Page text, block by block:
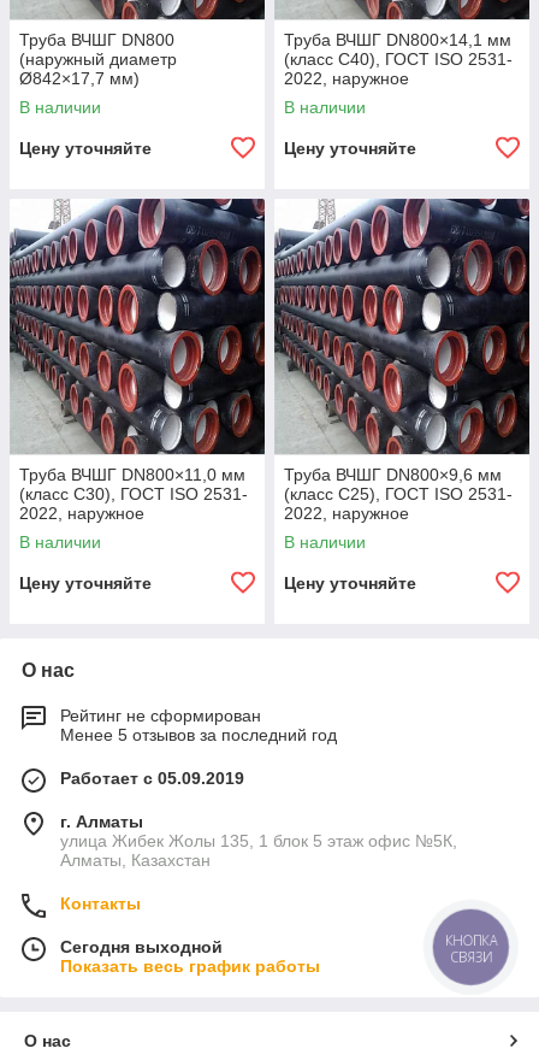
Труба ВЧШГ DN800
(наружный диаметр
Ø842×17,7 мм)
В наличии
Цену уточняйте
Труба ВЧШГ DN800×14,1 мм
(класс C40), ГОСТ ISO 2531-
2022, наружное
полиуретановое покрытие,
внутреннее цементно-
В наличии
Цену уточняйте
Труба ВЧШГ DN800×11,0 мм
(класс C30), ГОСТ ISO 2531-
2022, наружное
полиуретановое покрытие,
внутреннее цементно-
В наличии
Цену уточняйте
Труба ВЧШГ DN800×9,6 мм
(класс C25), ГОСТ ISO 2531-
2022, наружное
полиуретановое покрытие,
внутреннее цементно-
В наличии
Цену уточняйте
О нас
Рейтинг не сформирован
Менее 5 отзывов за последний год
Работает с 05.09.2019
г. Алматы
улица Жибек Жолы 135, 1 блок 5 этаж офис №5К,
Алматы, Казахстан
Контакты
Сегодня выходной
Показать весь график работы
О нас
КНОПКА
СВЯЗИ